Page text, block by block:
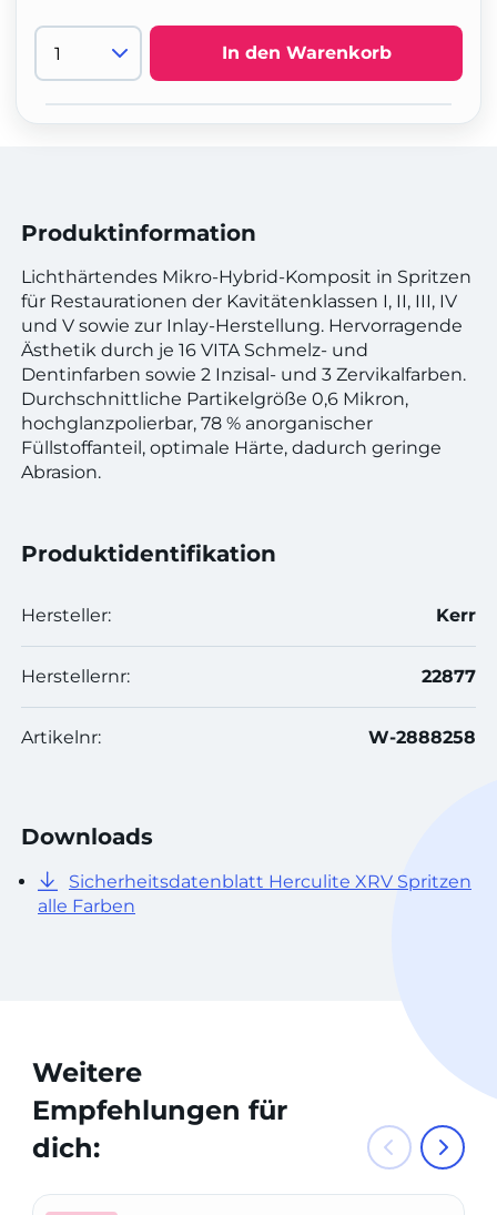
In den Warenkorb
Produktinformation
Lichthärtendes Mikro-Hybrid-Komposit in Spritzen
für Restaurationen der Kavitätenklassen I, II, III, IV
und V sowie zur Inlay-Herstellung. Hervorragende
Ästhetik durch je 16 VITA Schmelz- und
Dentinfarben sowie 2 Inzisal- und 3 Zervikalfarben.
Durchschnittliche Partikelgröße 0,6 Mikron,
hochglanzpolierbar, 78 % anorganischer
Füllstoffanteil, optimale Härte, dadurch geringe
Abrasion.
Produktidentifikation
Hersteller: Kerr
Herstellernr: 22877
Artikelnr: W-2888258
Downloads
Sicherheitsdatenblatt Herculite XRV Spritzen
alle Farben
Weitere
Empfehlungen für
dich: